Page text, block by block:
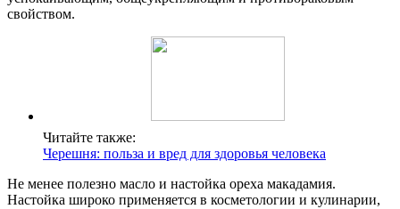
свойством.
Читайте также:
Черешня: польза и вред для здоровья человека
Не менее полезно масло и настойка ореха макадамия.
Настойка широко применяется в косметологии и кулинарии,